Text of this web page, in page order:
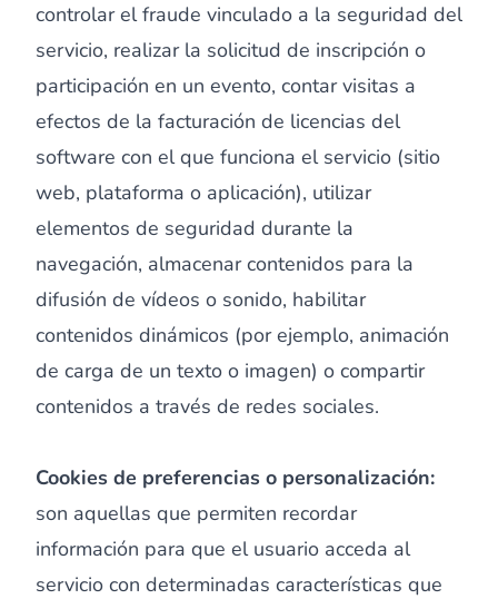
controlar el fraude vinculado a la seguridad del
servicio, realizar la solicitud de inscripción o
participación en un evento, contar visitas a
efectos de la facturación de licencias del
software con el que funciona el servicio (sitio
web, plataforma o aplicación), utilizar
elementos de seguridad durante la
navegación, almacenar contenidos para la
difusión de vídeos o sonido, habilitar
contenidos dinámicos (por ejemplo, animación
de carga de un texto o imagen) o compartir
contenidos a través de redes sociales.
Cookies de preferencias o personalización:
son aquellas que permiten recordar
información para que el usuario acceda al
servicio con determinadas características que